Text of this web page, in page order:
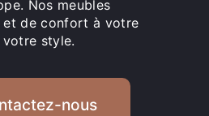
Nos meubles
et de confort à votre
style.
nous